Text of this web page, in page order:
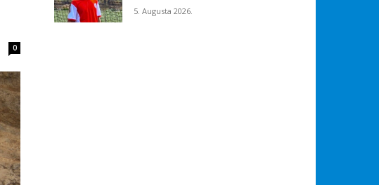
0
5. Augusta 2026.